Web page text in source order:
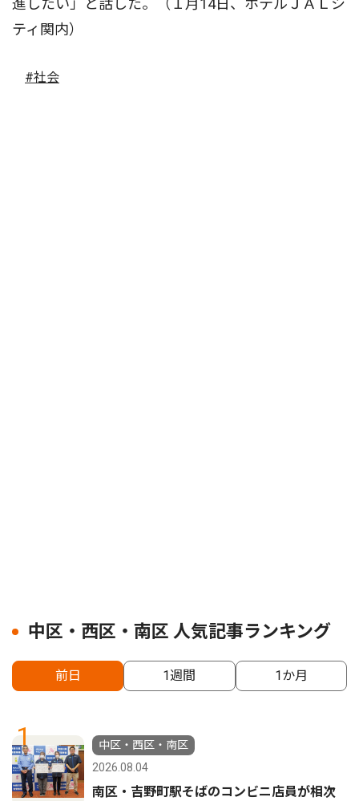
進したい」と話した。（１月14日、ホテルＪＡＬシ
ティ関内）
#社会
中区・西区・南区 人気記事ランキング
前日 1週間 1か月
1
中区・西区・南区
2026.08.04
南区・吉野町駅そばのコンビニ店員が相次